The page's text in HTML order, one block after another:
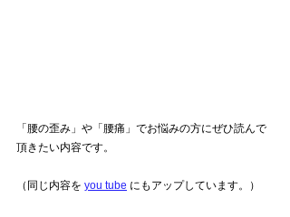
「腰の歪み」や「腰痛」でお悩みの方にぜひ読んで
頂きたい内容です。
（同じ内容を you tube にもアップしています。）